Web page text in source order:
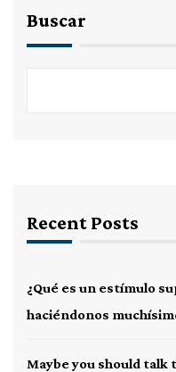
Buscar
Recent Posts
¿Qué es un estímulo
haciéndonos
Maybe you should talk